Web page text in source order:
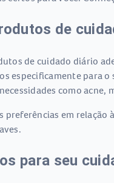
de
de cuidado diário
especificamente para
como acne,
preferências em
para seu